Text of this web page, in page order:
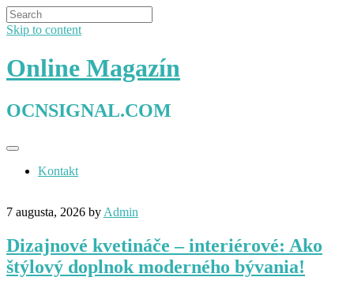
Skip to content
Online Magazín
OCNSIGNAL.COM
Kontakt
7 augusta, 2026 by Admin
Dizajnové kvetináče – interiérové: Ako
štýlový doplnok moderného bývania!